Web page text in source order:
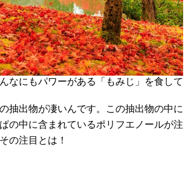
なにもパワーがある「もみじ」を食して
抽出物が凄いんです。この抽出物の中に
の中に含まれているポリフエノールが注
の注目とは！